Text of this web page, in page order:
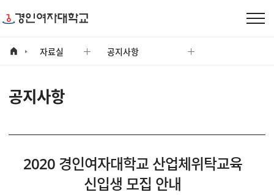
자료실 공지사항
공지사항
2020 경인여자대학교 산업체위탁교육
신입생 모집 안내